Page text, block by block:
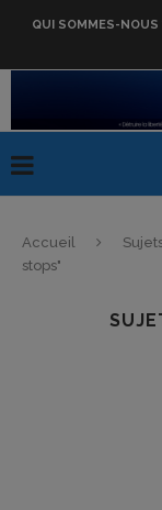
QUI SOMMES-NOUS
Accueil
stops"